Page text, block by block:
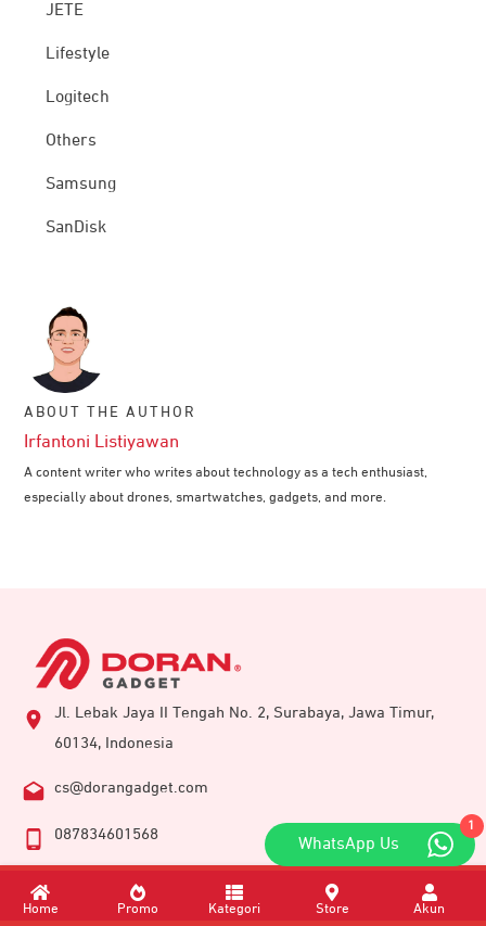
JETE
Lifestyle
Logitech
Others
Samsung
SanDisk
ABOUT THE AUTHOR
Irfantoni Listiyawan
A content writer who writes about technology as a tech enthusiast,
especially about drones, smartwatches, gadgets, and more.
Jl. Lebak Jaya II Tengah No. 2, Surabaya, Jawa Timur,
60134, Indonesia
cs@dorangadget.com
087834601568
Informasi
1
WhatsApp Us
Home Promo Kategori Store Akun